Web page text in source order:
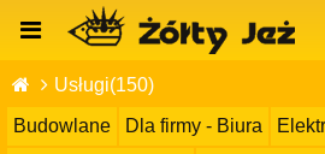
Usługi(150)
Budowlane
Dla firmy - Biura